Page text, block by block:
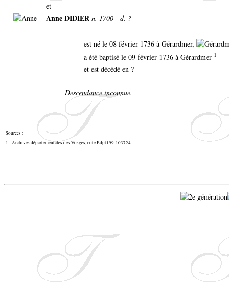
et
Anne DIDIER n. 1700 - d. ?
est né le 08 février 1736 à Gérardmer,
a été baptisé le 09 février 1736 à Gérardmer 1
et est décédé en ?
Descendance inconnue.
Sources :
1 - Archives départementales des Vosges, cote Edpt199-103724